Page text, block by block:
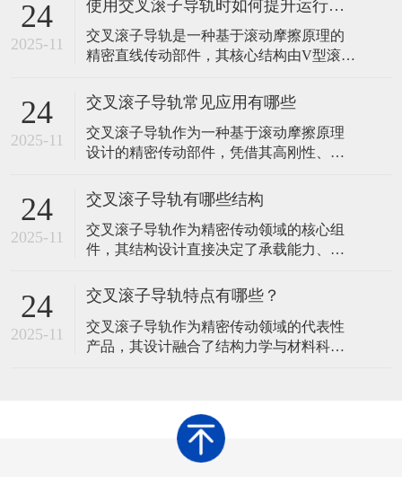
24
2025-11
使用交叉滚子导轨时如何提升运行稳定性？
​交叉滚子导轨是一种基于滚动摩擦原理的
精密直线传动部件，其核心结构由V型滚道
组成。那么，在使用交叉滚子导轨时，提
升运行稳定性需从安装精度、润滑维护、
环境控制、负载管理、定期检查及操作规
范等多方面综合优化。以下是具体措施及
度问题
24
2025-11
交叉滚子导轨常见应用有哪些
交叉滚子导轨作为一种基于滚动摩擦原理
设计的精密传动部件，凭借其高刚性、低
展现出广泛的应用价值。其核心结构由V型
滚道导轨、圆柱滚子及保持架组成，通过
滚子在滚道内的交错排列实现直线运动，
这种设计使其能够同时承受垂直、水平及
撑组件
24
2025-11
交叉滚子导轨有哪些结构
交叉滚子导轨作为精密传动领域的核心组
件，其结构设计直接决定了承载能力、运
列、滚道形状及辅助结构，不同类型的交
叉滚子导轨形成了各自的技术特点，以适
应多样化的工业需求。以下从基础结构到
衍生设计，系统梳理交叉滚子导轨的常见
24
2025-11
交叉滚子导轨特点有哪些？
交叉滚子导轨作为精密传动领域的代表性
产品，其设计融合了结构力学与材料科学
精度、摩擦特性及环境适应性等方面展现
出显著优势，成为工业自动化、精密加工
及高端装备制造中的核心传动元件。 交叉